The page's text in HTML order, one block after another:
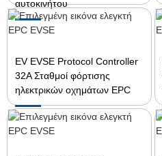
αυτοκινήτου
EV EVSE Protocol Controller
32A Σταθμοί φόρτισης
ηλεκτρικών οχημάτων EPC